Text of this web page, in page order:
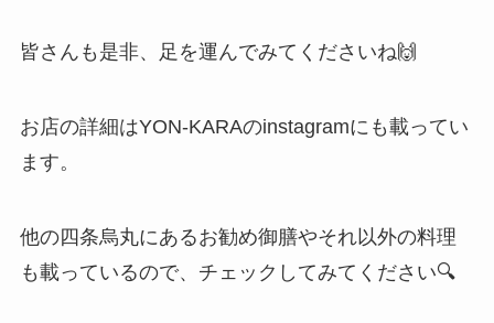
皆さんも是非、足を運んでみてくださいね🙌
お店の詳細はYON-KARAのinstagramにも載ってい
ます。
他の四条烏丸にあるお勧め御膳やそれ以外の料理
も載っているので、チェックしてみてください🔍